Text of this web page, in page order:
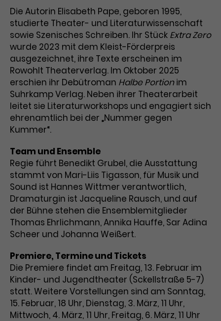
Laufzeit 1 Minute
Zweck
Das ist ein von Google Analytics
gesetztes Cookie. Bestimmte
Daten werden nur maximal einmal
pro Minute an Google Analytics
gesendet. Solange es gesetzt ist,
werden bestimmte
Datenübertragungen
unterbunden.
Zweck
Dieses Cookie wird verwendet, um
Nutzerinteraktionen mit
Werbeanzeigen zu messen und
Remarketing-Funktionen
bereitzustellen.
Name IDE
Anbieter Google / DoubleClick
Zweck
Dieses Cookie dient der Anzeige
personalisierter Werbung und
misst die Wirksamkeit von
Werbekampagnen über
verschiedene Websites hinweg.
Die Autorin Elisabeth Pape, geboren 1995,
studierte Theater- und Literaturwissenschaft
sowie Szenisches Schreiben. Ihr Stück Extra Zero
wurde 2023 mit dem Kleist-Förderpreis
ausgezeichnet, ihre Texte erscheinen im
Rowohlt Theaterverlag. Im Oktober 2025
erschien ihr Debütroman Halbe Portionim
Suhrkamp Verlag. Neben ihrer Theaterarbeit
leitet sie Literaturworkshops und engagiert sich
ehrenamtlich bei der „Nummer gegen
Kummer“.
Team und Ensemble
Regie führt Benedikt Grubel, die Ausstattung
stammt von Mari-Liis Tigasson, für Musik und
Sound ist Hannes Wittmer verantwortlich,
Dramaturgin ist Jacqueline Rausch, und auf
der Bühne stehen die Ensemblemitglieder
Thomas Ehrlichmann, Annika Hauffe, Sar Adina
Scheer und Johanna Weißert.
Premiere, Termine und Tickets
Die Premiere findet am Freitag, 13. Februar im
Kinder- und Jugendtheater (Sckellstraße 5-7)
statt. Weitere Vorstellungen sind am Sonntag,
15. Februar, 18 Uhr, Dienstag, 3. März, 11 Uhr,
Mittwoch, 4. März, 11 Uhr, Freitag, 6. März, 11 Uhr